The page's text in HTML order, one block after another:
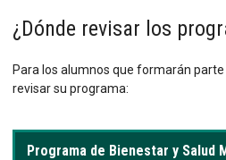
¿Dónde revisar los
Para los alumnos que formarán
revisar su programa:
Programa de Bienestar y Salud